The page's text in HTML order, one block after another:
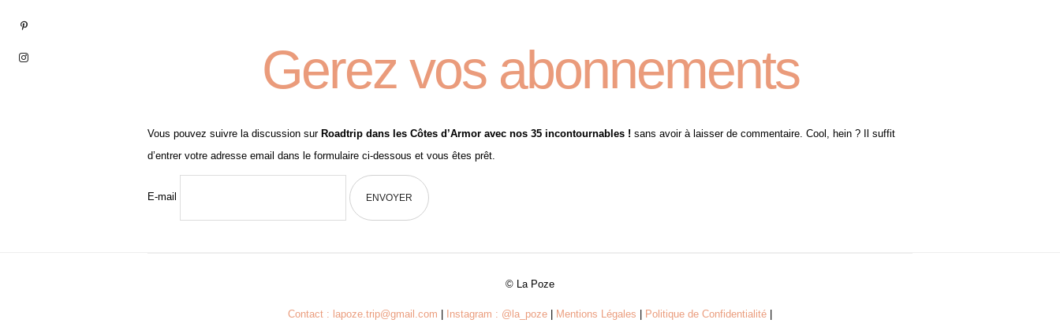
Gerez vos abonnements
Vous pouvez suivre la discussion sur Roadtrip dans les Côtes d’Armor avec nos 35 incontournables ! sans avoir à laisser de commentaire. Cool, hein ? Il suffit
d’entrer votre adresse email dans le formulaire ci-dessous et vous êtes prêt.
E-mail
© La Poze
Contact : lapoze.trip@gmail.com | Instagram : @la_poze | Mentions Légales | Politique de Confidentialité |